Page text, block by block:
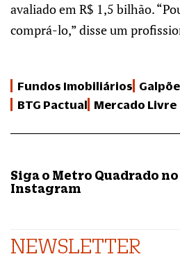
avaliado em R$ 1,5 bilhão.
comprá-lo,” disse um
Fundos Imobiliários
BTG Pactual Mercado Livre
Siga o Metro Quadrado no
Instagram
NEWSLETTER